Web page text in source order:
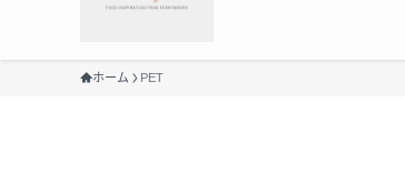
ホーム PET